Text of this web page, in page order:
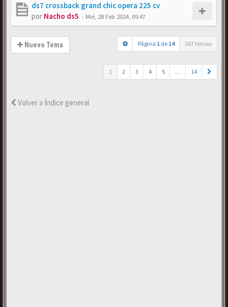
ds7 crossback grand chic opera 225 cv
por Nacho ds5 - Mié, 28 Feb 2024, 09:47
Nuevo Tema Página 1 de 14 267 temas
1 2 3 4 5 … 14
Volver a Índice general